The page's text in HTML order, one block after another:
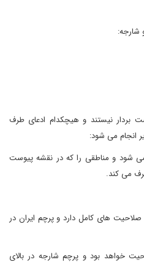
بردار نیستند و هیچکدام ادعای طرف
انجام می شود:
می شود و مناطقی را که در نقشه پیوست
می کند.
های کامل دارد و پرچم ایران در
خواهد بود و پرچم شارجه در بالای